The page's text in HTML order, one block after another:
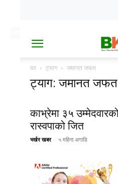
घर ट्याग जमानत जफत
ट्याग: जमानत जफत
काभ्रेमा ३५
रास्वपाको जित
भर्खर खबर - ५ महिना अगाडि